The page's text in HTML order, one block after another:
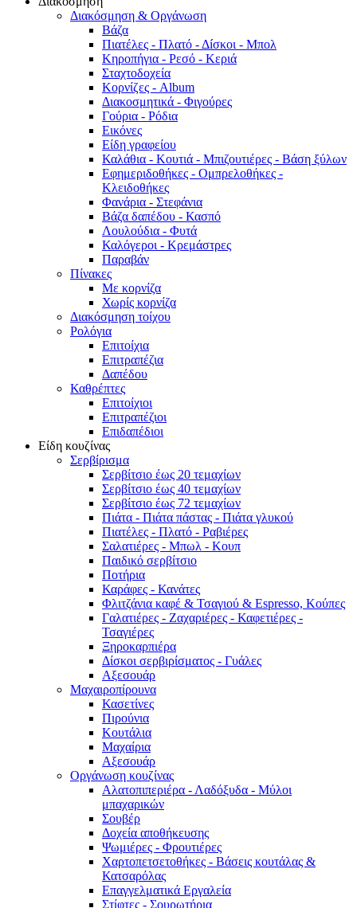
Διακόσμηση & Οργάνωση
Βάζα
Πιατέλες - Πλατό - Δíσκοι - Μπολ
Κηροπήγια - Ρεσό - Κεριά
Σταχτοδοχεία
Κορνίζες - Album
Διακοσμητικά - Φιγούρες
Γούρια - Ρόδια
Εικόνες
Είδη γραφείου
Καλάθια - Κουτιά - Μπιζουτιέρες - Βάση ξύλων
Εφημεριδοθήκες - Ομπρελοθήκες -
Κλειδοθήκες
Φανάρια - Στεφάνια
Βάζα δαπέδου - Κασπό
Λουλούδια - Φυτά
Καλόγεροι - Κρεμάστρες
Παραβάν
Πίνακες
Με κορνίζα
Χωρίς κορνίζα
Διακόσμηση τοίχου
Ρολόγια
Επιτοίχια
Επιτραπέζια
Δαπέδου
Καθρέπτες
Επιτοίχιοι
Επιτραπέζιοι
Επιδαπέδιοι
Είδη κουζίνας
Σερβίρισμα
Σερβίτσιο έως 20 τεμαχίων
Σερβίτσιο έως 40 τεμαχίων
Σερβίτσιο έως 72 τεμαχίων
Πιάτα - Πιάτα πάστας - Πιάτα γλυκού
Πιατέλες - Πλατό - Ραβιέρες
Σαλατιέρες - Μπωλ - Κουπ
Παιδικό σερβίτσιο
Ποτήρια
Καράφες - Κανάτες
Φλιτζάνια καφέ & Τσαγιού & Espresso, Κούπες
Γαλατιέρες - Ζαχαριέρες - Καφετιέρες -
Τσαγιέρες
Ξηροκαρπιέρα
Δίσκοι σερβιρίσματος - Γυάλες
Αξεσουάρ
Μαχαιροπίρουνα
Κασετίνες
Πιρούνια
Κουτάλια
Μαχαίρια
Αξεσουάρ
Οργάνωση κουζίνας
Αλατοπιπεριέρα - Λαδόξυδα - Μύλοι
μπαχαρικών
Σουβέρ
Δοχεία αποθήκευσης
Ψωμιέρες - Φρουτιέρες
Χαρτοπετσετοθήκες - Βάσεις κουτάλας &
Κατσαρόλας
Επαγγελματικά Εργαλεία
Στίφτες - Σουρωτήρια